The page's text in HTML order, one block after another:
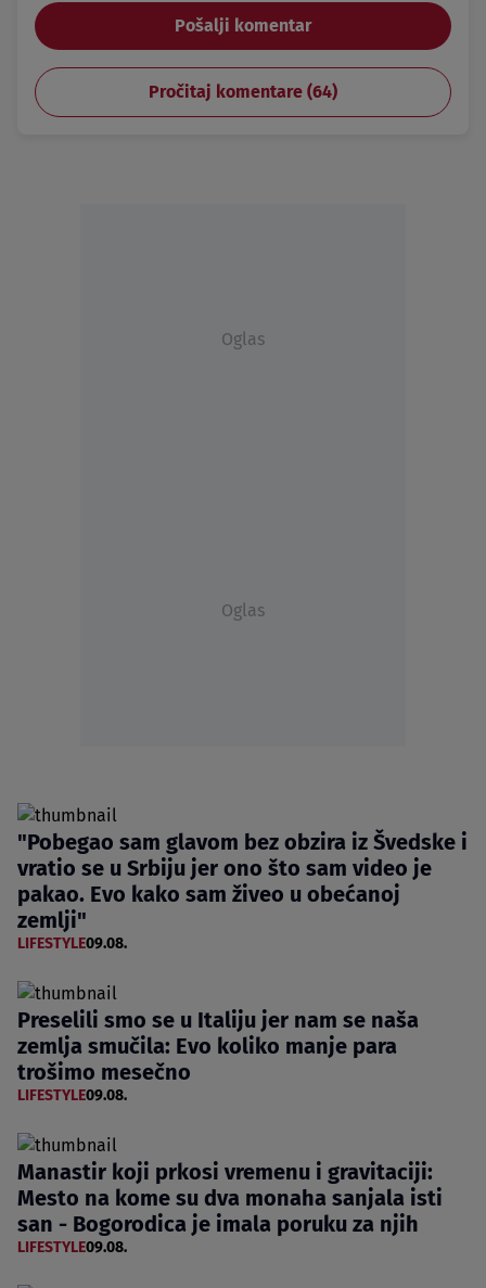
Pošalji komentar
Pročitaj komentare (64)
Oglas
Oglas
"Pobegao sam glavom bez obzira iz Švedske i
vratio se u Srbiju jer ono što sam video je
pakao. Evo kako sam živeo u obećanoj
zemlji"
LIFESTYLE09.08.
Preselili smo se u Italiju jer nam se naša
zemlja smučila: Evo koliko manje para
trošimo mesečno
LIFESTYLE09.08.
Manastir koji prkosi vremenu i gravitaciji:
Mesto na kome su dva monaha sanjala isti
san - Bogorodica je imala poruku za njih
LIFESTYLE09.08.